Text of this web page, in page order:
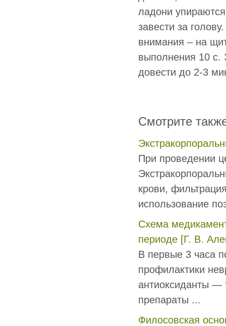
ладони
завести за
внимания – на
выполнения 10 с.
довести до 2-3
Смотрите
При проведении
крови,
использование
Схема
периоде [Г. В.
В первые 3 часа
профилактики
антиоксиданты —
препараты ...
Филосовская